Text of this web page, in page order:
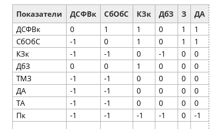
Показатели ДСФВк СбОбС КЗк ДбЗ З ДА
ДСФВк
0 1 1 0 1 1
СбОбС
-1 0 1 0 1 1
КЗк
-1 -1 0 -1 0 0
ДбЗ
0 0 1 0 0 0
ТМЗ
-1 -1 0 0 0 0
ДА
-1 -1 0 0 0 0
ТА
-1 -1 0 0 0 0
Пк
-1 -1 -1 -1 0 -1